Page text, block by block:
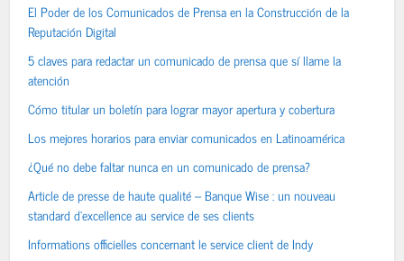
El Poder de los Comunicados de Prensa en la Construcción de la
Reputación Digital
5 claves para redactar un comunicado de prensa que sí llame la
atención
Cómo titular un boletín para lograr mayor apertura y cobertura
Los mejores horarios para enviar comunicados en Latinoamérica
¿Qué no debe faltar nunca en un comunicado de prensa?
Article de presse de haute qualité – Banque Wise : un nouveau
standard d’excellence au service de ses clients
Informations officielles concernant le service client de Indy